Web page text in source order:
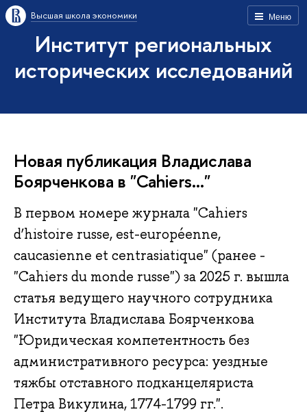
Меню
Высшая школа экономики
Институт региональных
исторических исследований
Новая публикация Владислава
Боярченкова в "Cahiers..."
В первом номере журнала "Cahiers
d’histoire russe, est-européenne,
caucasienne et centrasiatique" (ранее -
"Cahiers du monde russe") за 2025 г. вышла
статья ведущего научного сотрудника
Института Владислава Боярченкова
"Юридическая компетентность без
административного ресурса: уездные
тяжбы отставного подканцеляриста
Петра Викулина, 1774-1799 гг.".